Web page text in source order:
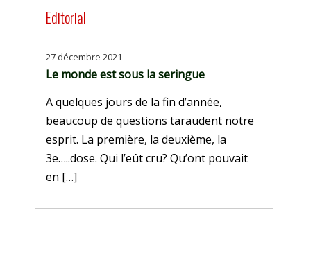
Editorial
27 décembre 2021
Le monde est sous la seringue
A quelques jours de la fin d’année,
beaucoup de questions taraudent notre
esprit. La première, la deuxième, la
3e…..dose. Qui l’eût cru? Qu’ont pouvait
en […]